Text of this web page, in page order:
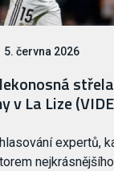
5. června 2026
v La Lize
expertů,